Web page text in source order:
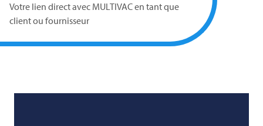
Votre lien direct avec MULTIVAC en tant que
client ou fournisseur